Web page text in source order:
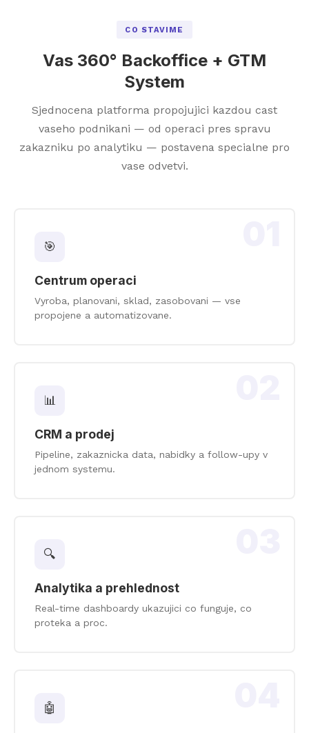
CO STAVIME
Vas 360° Backoffice + GTM
System
Sjednocena platforma propojujici kazdou cast
vaseho podnikani — od operaci pres spravu
zakazniku po analytiku — postavena specialne pro
vase odvetvi.
🎯
Centrum operaci
Vyroba, planovani, sklad, zasobovani — vse
propojene a automatizovane.
📊
CRM a prodej
Pipeline, zakaznicka data, nabidky a follow-upy v
jednom systemu.
🔍
Analytika a prehlednost
Real-time dashboardy ukazujici co funguje, co
proteka a proc.
🤖